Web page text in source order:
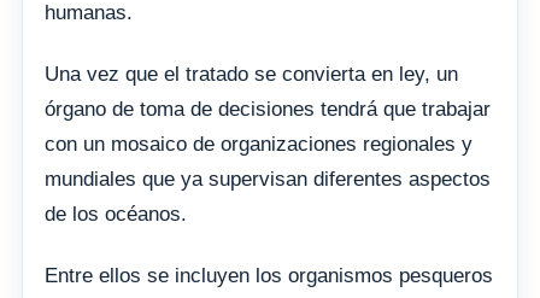
humanas.
Una vez que el tratado se convierta en ley, un
órgano de toma de decisiones tendrá que trabajar
con un mosaico de organizaciones regionales y
mundiales que ya supervisan diferentes aspectos
de los océanos.
Entre ellos se incluyen los organismos pesqueros